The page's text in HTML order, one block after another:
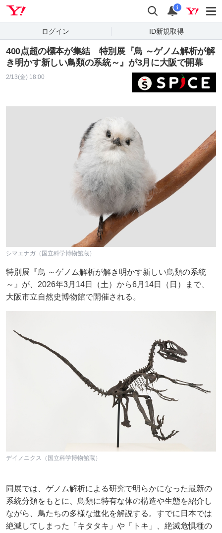
検索 通知
i
ログイン ID新規取得
400点超の標本が集結 特別展『鳥 ～ゲノム解析が解
き明かす新しい鳥類の系統～』が3月に大阪で開幕
2/13(金) 18:00
シマエナガ（国立科学博物館蔵）
特別展『鳥 ～ゲノム解析が解き明かす新しい鳥類の系統
～』が、2026年3月14日（土）から6月14日（日）まで、
大阪市立自然史博物館で開催される。
デイノニクス（国立科学博物館蔵）
同展では、ゲノム解析による研究で明らかになった最新の
系統分類をもとに、鳥類に特有な体の構造や生態を紹介し
ながら、鳥たちの多様な進化を解説する。すでに日本では
絶滅してしまった「キタタキ」や「トキ」、絶滅危惧種の